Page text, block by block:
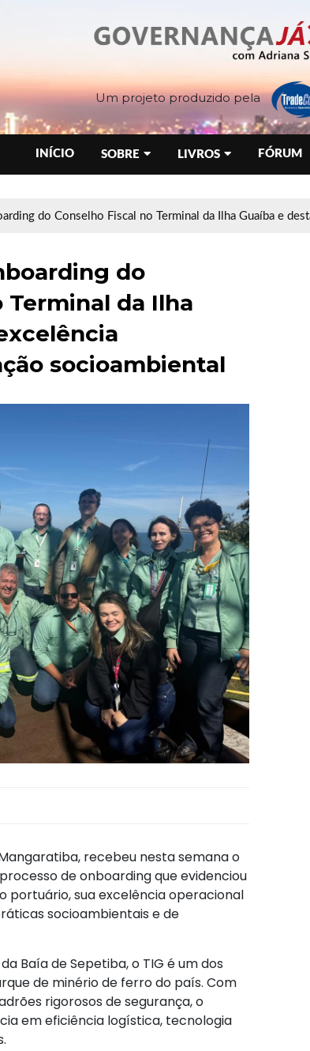
Um projeto produzido pela
INÍCIO SOBRE LIVROS FÓRUM
do Conselho Fiscal no Terminal da Ilha Guaíba e
do
Terminal da Ilha
socioambiental
recebeu nesta semana o
de onboarding que evidenciou
sua excelência operacional
socioambientais e de
Baía de Sepetiba, o TIG é um dos
de minério de ferro do país. Com
rigorosos de segurança, o
em eficiência logística, tecnologia